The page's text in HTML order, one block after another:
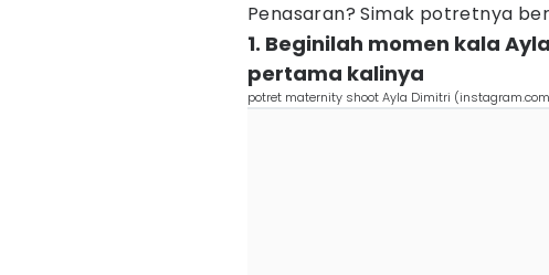
Penasaran? Simak potretnya
1. Beginilah momen kala
pertama kalinya
potret maternity shoot Ayla Dimitri